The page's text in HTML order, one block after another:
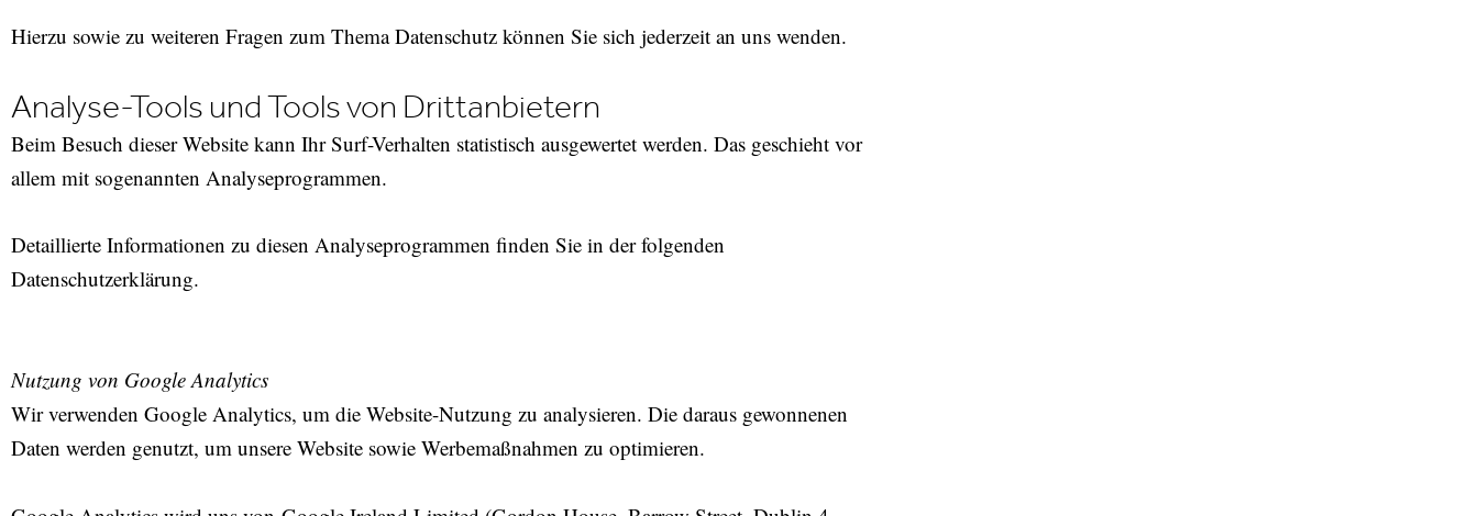
Hierzu sowie zu weiteren Fragen zum Thema Datenschutz können Sie sich jederzeit an uns wenden.
Analyse-Tools und Tools von Dritt­anbietern
Beim Besuch dieser Website kann Ihr Surf-Verhalten statistisch ausgewertet werden. Das geschieht vor
allem mit sogenannten Analyseprogrammen.
Detaillierte Informationen zu diesen Analyseprogrammen finden Sie in der folgenden
Datenschutzerklärung.
Nutzung von Google Analytics
Wir verwenden Google Analytics, um die Website-Nutzung zu analysieren. Die daraus gewonnenen
Daten werden genutzt, um unsere Website sowie Werbemaßnahmen zu optimieren.